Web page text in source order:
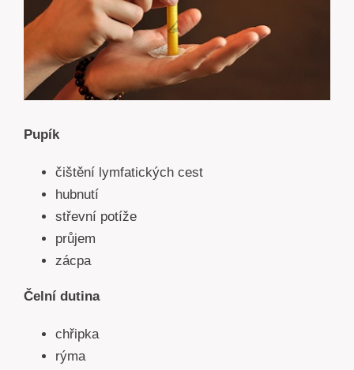
Pupík
čištění lymfatických cest
hubnutí
střevní potíže
průjem
zácpa
Čelní dutina
chřipka
rýma